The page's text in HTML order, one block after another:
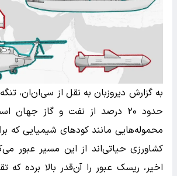
به گزارش دیروزبان به نقل از سی‌ان‌ان،
حدود ۲۰ درصد از نفت و گاز
محموله‌هایی مانند کودهای شیمیایی که
کشاورزی حیاتی‌اند از این مسیر عبور
اخیر، ریسک عبور را آن‌قدر بالا برده که